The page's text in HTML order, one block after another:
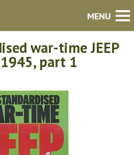
war-time JEEP
part 1